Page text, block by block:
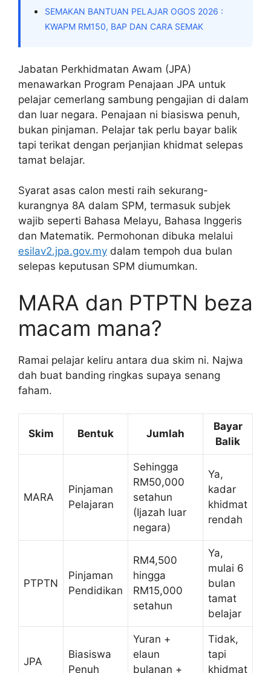
SEMAKAN BANTUAN PELAJAR OGOS 2026 :
KWAPM RM150, BAP DAN CARA SEMAK
Jabatan Perkhidmatan Awam (JPA)
menawarkan Program Penajaan JPA untuk
pelajar cemerlang sambung pengajian di dalam
dan luar negara. Penajaan ni biasiswa penuh,
bukan pinjaman. Pelajar tak perlu bayar balik
tapi terikat dengan perjanjian khidmat selepas
tamat belajar.
Syarat asas calon mesti raih sekurang-
kurangnya 8A dalam SPM, termasuk subjek
wajib seperti Bahasa Melayu, Bahasa Inggeris
dan Matematik. Permohonan dibuka melalui
esilav2.jpa.gov.my dalam tempoh dua bulan
selepas keputusan SPM diumumkan.
MARA dan PTPTN beza
macam mana?
Ramai pelajar keliru antara dua skim ni. Najwa
dah buat banding ringkas supaya senang
faham.
Skim Bentuk Jumlah
Bayar
Balik
MARA
Pinjaman
Pelajaran
Sehingga
RM50,000
setahun
(Ijazah luar
negara)
Ya,
kadar
khidmat
rendah
PTPTN
Pinjaman
Pendidikan
RM4,500
hingga
RM15,000
setahun
Ya,
mulai 6
bulan
tamat
belajar
JPA
Biasiswa
Penuh
Yuran +
elaun
bulanan +
Tidak,
tapi
khidmat